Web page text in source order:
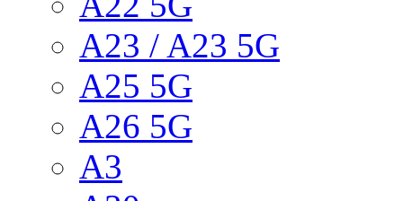
A23 / A23 5G
A25 5G
A26 5G
A3